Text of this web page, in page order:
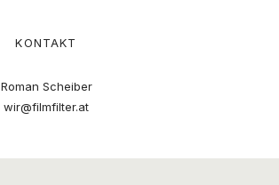
KONTAKT
Roman Scheiber
wir@filmfilter.at